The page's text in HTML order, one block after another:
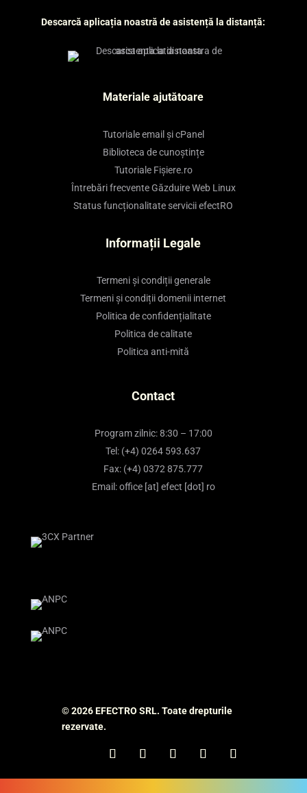
Descarcă aplicația noastră de asistență la distanță:
Materiale ajutătoare
Tutoriale email și cPanel
Biblioteca de cunoștințe
Tutoriale Fișiere.ro
Întrebări frecvente Găzduire Web Linux
Status funcționalitate servicii efectRO
Informații Legale
Termeni și condiții generale
Termeni și condiții domenii internet
Politica de confidențialitate
Politica de calitate
Politica anti-mită
Contact
Program zilnic: 8:30 – 17:00
Tel: (+4) 0264 593.637
Fax: (+4) 0372 875.777
Email: office [at] efect [dot] ro
© 2026 EFECTRO SRL. Toate drepturile
rezervate.